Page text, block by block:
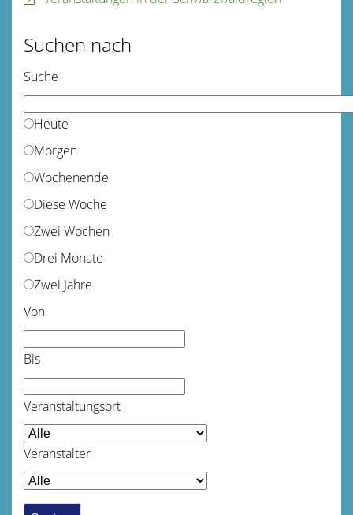
Suchen nach
Suche
Heute
Morgen
Wochenende
Diese Woche
Zwei Wochen
Drei Monate
Zwei Jahre
Von
Bis
Veranstaltungsort
Veranstalter